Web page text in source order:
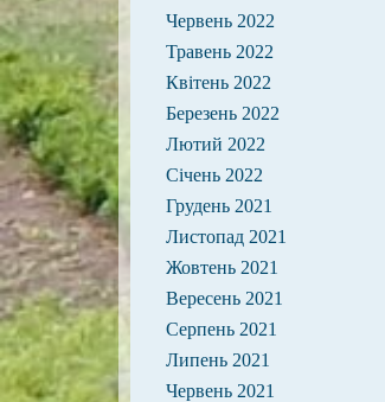
Червень 2022
Травень 2022
Квітень 2022
Березень 2022
Лютий 2022
Січень 2022
Грудень 2021
Листопад 2021
Жовтень 2021
Вересень 2021
Серпень 2021
Липень 2021
Червень 2021